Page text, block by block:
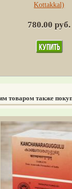
Kottakkal)
780.00 руб.
товаром также